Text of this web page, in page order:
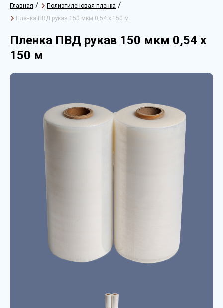
Главная / Полиэтиленовая пленка /
Пленка ПВД рукав 150 мкм 0,54 х 150 м
Пленка ПВД рукав 150 мкм 0,54 х
150 м